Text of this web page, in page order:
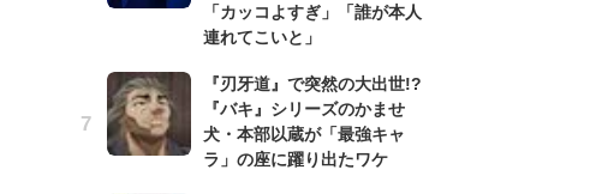
「カッコよすぎ」「誰が本人
連れてこいと」
『刃牙道』で突然の大出世!?
『バキ』シリーズのかませ
犬・本部以蔵が「最強キャ
ラ」の座に躍り出たワケ